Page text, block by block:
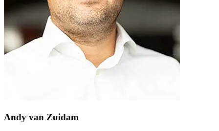
Andy van Zuidam